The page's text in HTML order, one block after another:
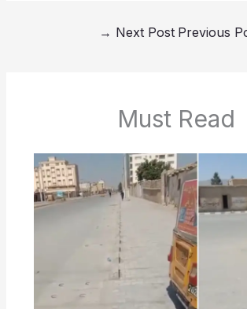
Next Post
→
Must Read